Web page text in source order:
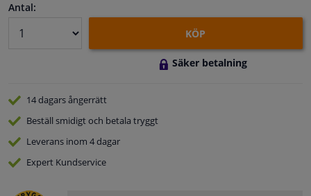
Antal:
KÖP
Säker betalning
14 dagarsångerrätt
Beställ smidigt och betala tryggt
Leverans inom 4 dagar
Expert Kundservice